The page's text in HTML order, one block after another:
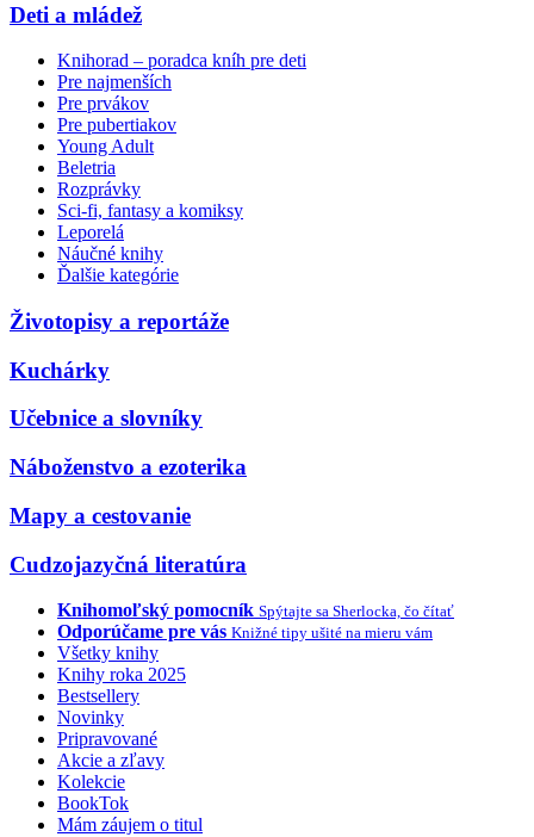
Deti a mládež
Knihorad – poradca kníh pre deti
Pre najmenších
Pre prvákov
Pre pubertiakov
Young Adult
Beletria
Rozprávky
Sci-fi, fantasy a komiksy
Leporelá
Náučné knihy
Ďalšie kategórie
Životopisy a reportáže
Kuchárky
Učebnice a slovníky
Náboženstvo a ezoterika
Mapy a cestovanie
Cudzojazyčná literatúra
Knihomoľský pomocník Spýtajte sa Sherlocka, čo čítať
Odporúčame pre vás Knižné tipy ušité na mieru vám
Všetky knihy
Knihy roka 2025
Bestsellery
Novinky
Pripravované
Akcie a zľavy
Kolekcie
BookTok
Mám záujem o titul